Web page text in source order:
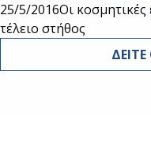
25/5/2016Οι
τέλειο στήθος